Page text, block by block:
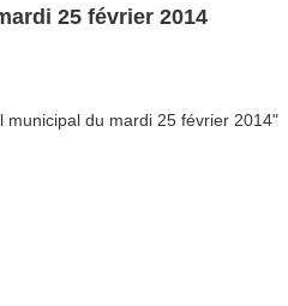
25 février 2014